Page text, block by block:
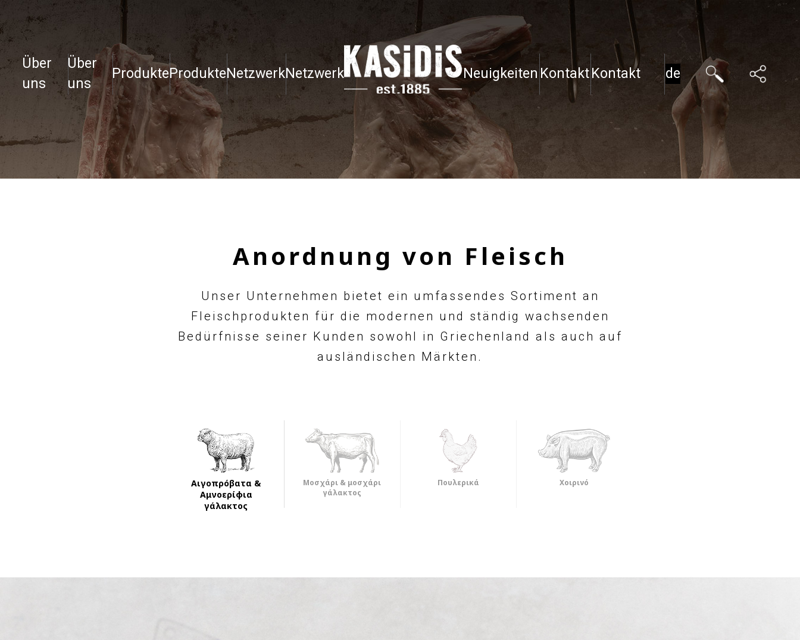
Über
uns
Über
uns
ProdukteProdukteNetzwerkNetzwerk Neuigkeiten KontaktKontakt de
gr
Anordnung von Fleisch
Unser Unternehmen bietet ein umfassendes Sortiment an
Fleischprodukten für die modernen und ständig wachsenden
Bedürfnisse seiner Kunden sowohl in Griechenland als auch auf
ausländischen Märkten.
Αιγοπρόβατα &
Αμνοερίφια
γάλακτος
Μοσχάρι & μοσχάρι
γάλακτος
Πουλερικά Χοιρινό